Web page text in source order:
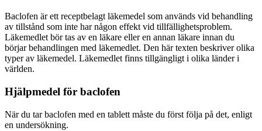
Baclofen är ett receptbelagt läkemedel som används vid behandling
av tillstånd som inte har någon effekt vid tillfällighetsproblem.
Läkemedlet bör tas av en läkare eller en annan läkare innan du
börjar behandlingen med läkemedlet. Den här texten beskriver olika
typer av läkemedel. Läkemedlet finns tillgängligt i olika länder i
världen.
Hjälpmedel för baclofen
När du tar baclofen med en tablett måste du först följa på det, enligt
en undersökning.